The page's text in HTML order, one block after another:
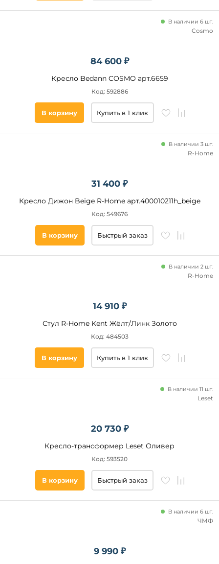
84 600 ₽
Кресло Bedann COSMO арт.6659
В наличии 6 шт.
Код: 592886
Cosmo
В корзину Купить в 1 клик
31 400 ₽
Кресло Дижон Beige R-Home арт.400010211h_beige
В наличии 3 шт.
Код: 549676
R-Home
В корзину Быстрый заказ
14 910 ₽
Стул R-Home Kent Жёлт/Линк Золото
В наличии 2 шт.
Код: 484503
R-Home
В корзину Купить в 1 клик
20 730 ₽
Кресло-трансформер Leset Оливер
В наличии 11 шт.
Код: 593520
Leset
В корзину Быстрый заказ
9 990 ₽
В наличии 6 шт.
ЧМФ